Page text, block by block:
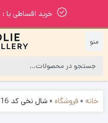
خرید اقساطی با
خانه »فروشگاه »شال نخی کد 17316